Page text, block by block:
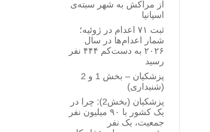
از مراکش به شهر سبته‌ی
اسپانیا
ثبت ۷۱ اعدام در ژوئیه؛
شمار اعدام‌ها در سال
۲۰۲۶ به دست‌کم ۴۴۴ نفر
رسید
پزشکیان – بخش 1 و 2
(شنیداری)
پزشکیان (بخش2): چرا در
یک کشور با ۹۰ میلیون نفر
جمعیت، یک نفر